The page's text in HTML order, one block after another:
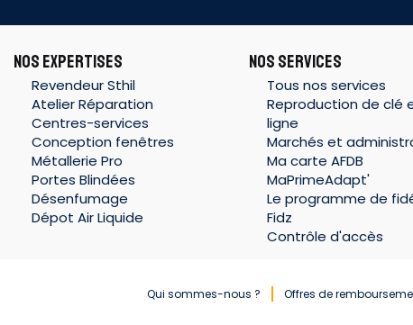
NOS EXPERTISES
Revendeur Sthil
Atelier Réparation
Centres-services
Conception fenêtres
Métallerie Pro
Portes Blindées
Désenfumage
Dépot Air Liquide
NOS SERVICES
Tous nos services
Reproduction de clé
ligne
Marchés et
Ma carte AFDB
MaPrimeAdapt'
Le programme de
Fidz
Contrôle d'accès
Qui sommes-nous ? Offres de